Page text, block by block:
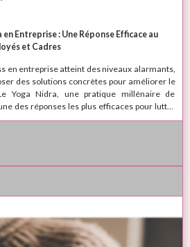
Entreprise : Une Réponse Efficace au
et Cadres
en entreprise atteint des niveaux alarmants,
des solutions concrètes pour améliorer le
Yoga Nidra, une pratique millénaire de
des réponses les plus efficaces pour lutter
la fatigue mentale et le stress
proposant des séances collectives en
employés, et cadres, et même
des bienfaits immédiats et durables, sans